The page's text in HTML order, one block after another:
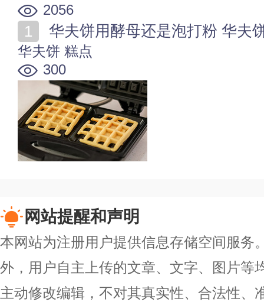
2056
华夫饼用酵母还是泡打粉 华夫
华夫饼 糕点
300
网站提醒和声明
本网站为注册用户提供信息存储空间服务
外，用户自主上传的文章、文字、图片等
主动修改编辑，不对其真实性、合法性、